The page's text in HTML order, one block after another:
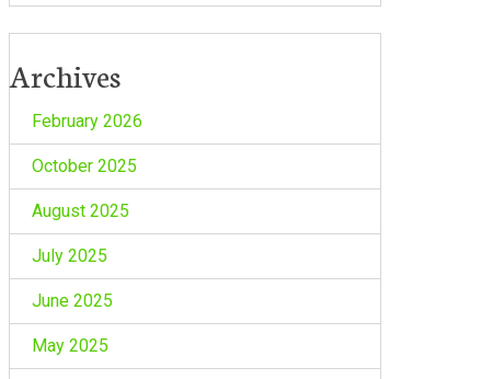
Archives
February 2026
October 2025
August 2025
July 2025
June 2025
May 2025